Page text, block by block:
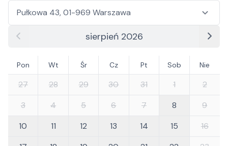
sierpień 2026
Pon Wt Śr Cz Pt Sob Nie
27 28 29 30 31 1
2
3
4 5 6 7 8
9
10
11 12 13 14 15
16